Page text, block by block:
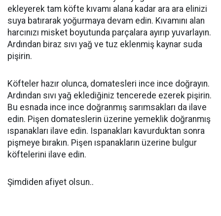
ekleyerek tam köfte kıvamı alana kadar ara ara elinizi
suya batırarak yoğurmaya devam edin. Kıvamını alan
harcınızı misket boyutunda parçalara ayırıp yuvarlayın.
Ardından biraz sıvı yağ ve tuz eklenmiş kaynar suda
pişirin.
Köfteler hazır olunca, domatesleri ince ince doğrayın.
Ardından sıvı yağ eklediğiniz tencerede ezerek pişirin.
Bu esnada ince ince doğranmış sarımsakları da ilave
edin. Pişen domateslerin üzerine yemeklik doğranmış
ıspanakları ilave edin. Ispanakları kavurduktan sonra
pişmeye bırakın. Pişen ıspanakların üzerine bulgur
köftelerini ilave edin.
Şimdiden afiyet olsun..